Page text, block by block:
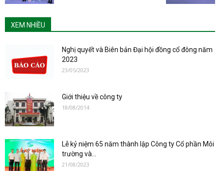
XEM NHIỀU
Nghị quyết và Biên bản Đại hội đồng cổ đông năm
2023
23/05/2023
Giới thiệu về công ty
18/08/2014
Lễ kỷ niệm 65 năm thành lập Công ty Cổ phần Môi
trường và...
21/08/2023